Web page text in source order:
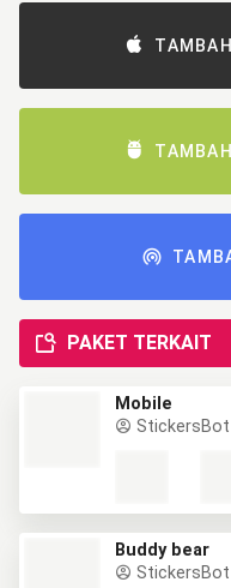
PAKET TERKAIT
Mobile
StickersBot
Buddy bear
StickersBot